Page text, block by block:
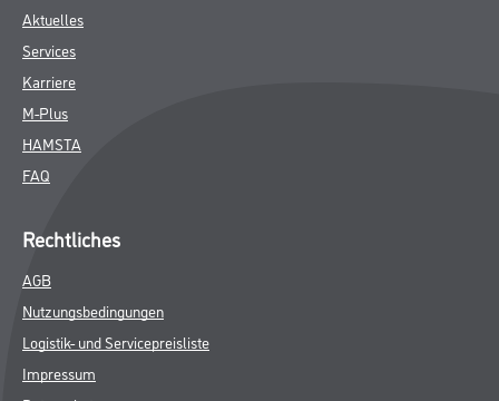
Aktuelles
Services
Karriere
M-Plus
HAMSTA
FAQ
Rechtliches
AGB
Nutzungsbedingungen
Logistik- und Servicepreisliste
Impressum